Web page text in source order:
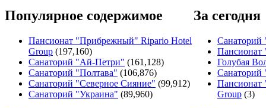
Популярное содержимое
Пансионат "Прибрежный" Ripario Hotel
Group (197,160)
Санаторий "Ай-Петри" (161,128)
Санаторий "Полтава" (106,876)
Санаторий "Северное Сияние" (99,912)
Санаторий "Украина" (89,960)
За сегодня
Пансионат
Голубая
Санаторий
Group (3)